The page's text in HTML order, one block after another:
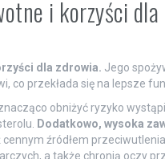
i korzyści
dla zdrowia. Jego
co przekłada się na lepsze
obniżyć ryzyko
Dodatkowo, wysoka
cennym źródłem
a także chronią oczy